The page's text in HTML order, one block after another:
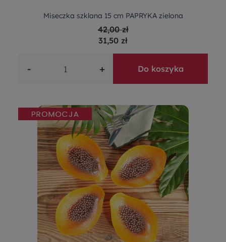
Miseczka szklana 15 cm PAPRYKA zielona
42,00 zł
31,50 zł
- + Do koszyka